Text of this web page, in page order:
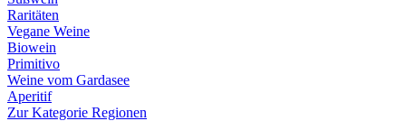
Raritäten
Vegane Weine
Biowein
Primitivo
Weine vom Gardasee
Aperitif
Zur Kategorie Regionen